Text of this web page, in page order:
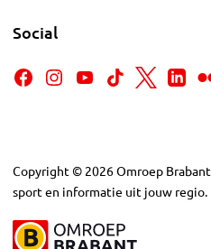
Social
Copyright © 2026Omroep
sport en informatie uit jouw regio.